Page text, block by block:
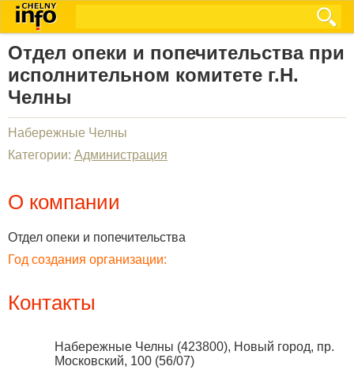
Отдел опеки и попечительства при
исполнительном комитете г.Н.
Челны
Набережные Челны
Категории: Администрация
О компании
Отдел опеки и попечительства
Год создания организации:
Контакты
Набережные Челны (423800), Новый город, пр.
Московский, 100 (56/07)